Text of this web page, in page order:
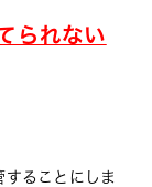
られない
ることにしま